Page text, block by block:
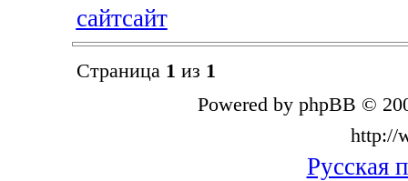
сайтсайт
Страница 1 из 1
Powered by phpBB ©
http://
Русская